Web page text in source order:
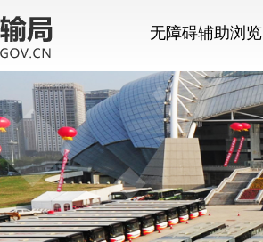
无障碍辅助浏览